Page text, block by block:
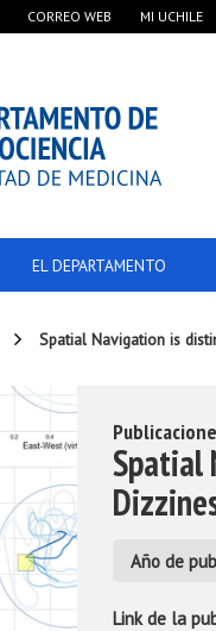
CORREO WEB MI UCHILE
EL DEPARTAMENTO
Spatial Navigation is
Spatial
Año de
Link de la